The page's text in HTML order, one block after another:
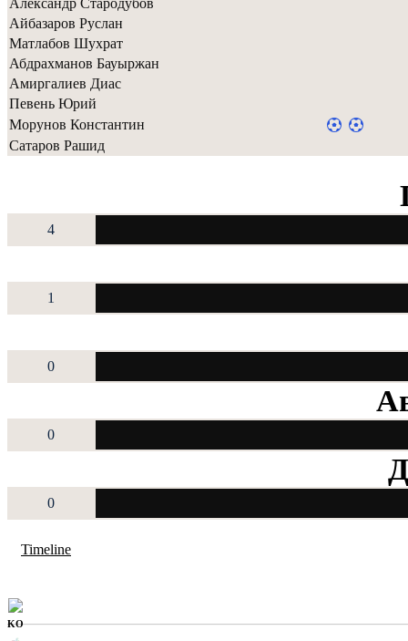
Александр Стародубов
Айбазаров Руслан
Матлабов Шухрат
Абдрахманов Бауыржан
Амиргалиев Диас
Певень Юрий
Морунов Константин
Сатаров Рашид
4
1
0
0
0
Timeline
KO